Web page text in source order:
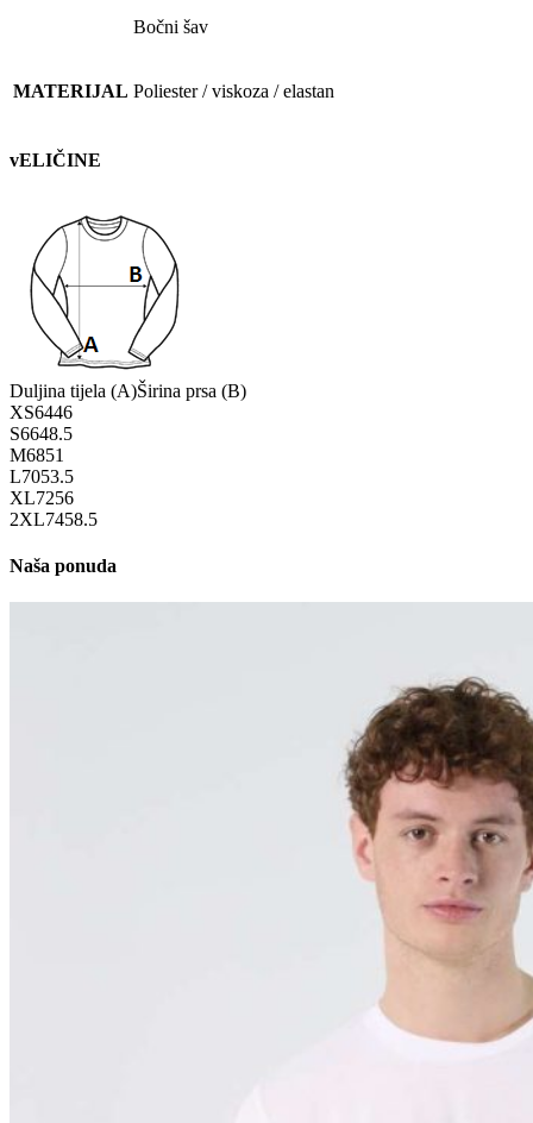
Bočni šav
MATERIJAL Poliester / viskoza / elastan
vELIČINE
Duljina tijela (A)Širina prsa (B)
XS6446
S6648.5
M6851
L7053.5
XL7256
2XL7458.5
Naša ponuda